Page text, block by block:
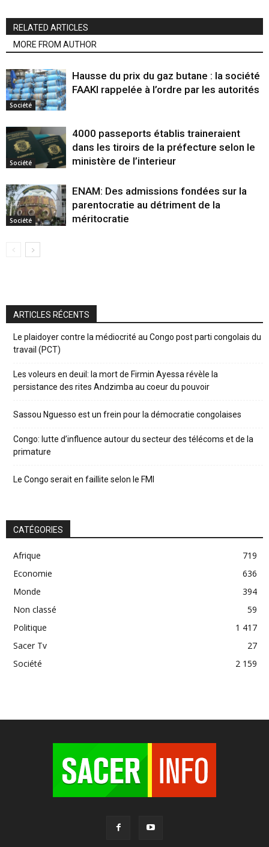
RELATED ARTICLES
MORE FROM AUTHOR
Société
Hausse du prix du gaz butane : la société
FAAKI rappelée à l’ordre par les autorités
Société
4000 passeports établis traineraient
dans les tiroirs de la préfecture selon le
ministère de l’interieur
Société
ENAM: Des admissions fondées sur la
parentocratie au détriment de la
méritocratie
ARTICLES RÉCENTS
Le plaidoyer contre la médiocrité au Congo post parti congolais du
travail (PCT)
Les voleurs en deuil: la mort de Firmin Ayessa révèle la
persistance des rites Andzimba au coeur du pouvoir
Sassou Nguesso est un frein pour la démocratie congolaises
Congo: lutte d’influence autour du secteur des télécoms et de la
primature
Le Congo serait en faillite selon le FMI
CATÉGORIES
Afrique
719
Economie
636
Monde
394
Non classé
59
Politique
1 417
Sacer Tv
27
Société
2 159